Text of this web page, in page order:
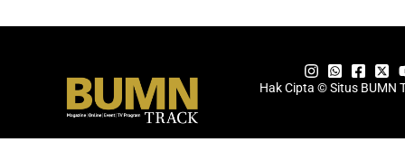
Hak Cipta © Situs BUMN